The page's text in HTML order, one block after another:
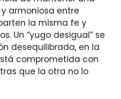
armoniosa entre
la misma fe y
Un “yugo desigual” se
desequilibrada, en la
comprometida con
que la otra no lo